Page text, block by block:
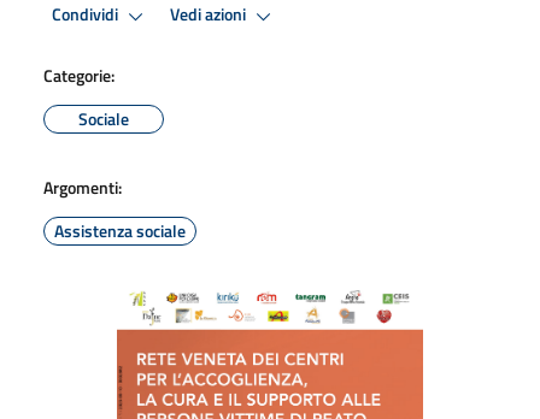
Condividi Vedi azioni
Categorie:
Sociale
Argomenti:
Assistenza sociale